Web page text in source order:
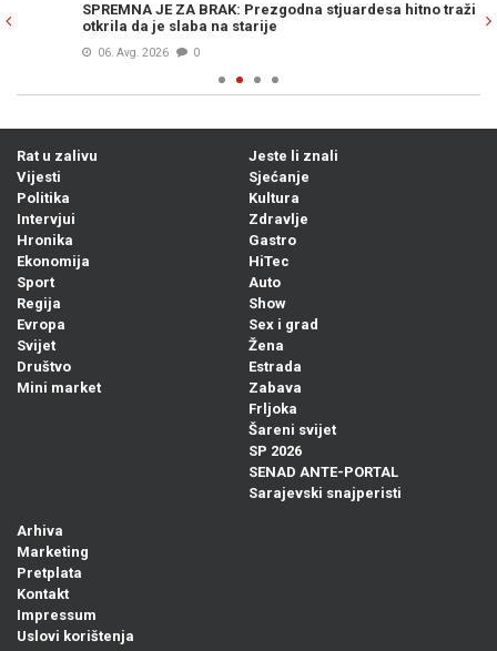
SPREMNA JE ZA BRAK: Prezgodna stjuardesa hitno traži muža,
otkrila da je slaba na starije
06. Avg. 2026 0
Rat u zalivu
Vijesti
Politika
Intervjui
Hronika
Ekonomija
Sport
Regija
Evropa
Svijet
Društvo
Mini market
Jeste li znali
Sjećanje
Kultura
Zdravlje
Gastro
HiTec
Auto
Show
Sex i grad
Žena
Estrada
Zabava
Frljoka
Šareni svijet
SP 2026
SENAD ANTE-PORTAL
Sarajevski snajperisti
Arhiva
Marketing
Pretplata
Kontakt
Impressum
Uslovi korištenja